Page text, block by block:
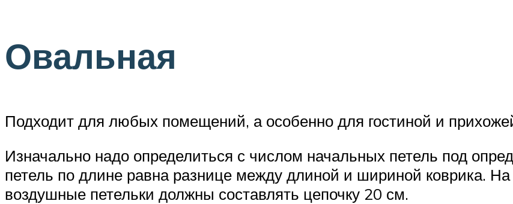
Овальная
Подходит для любых помещений, а особенно для гостиной и
Изначально надо определиться с числом начальных петель под
петель по длине равна разнице между длиной и шириной коврика.
воздушные петельки должны составлять цепочку 20 см.